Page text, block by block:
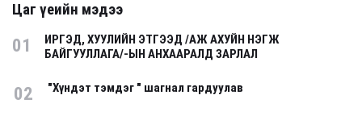
Цаг үеийн мэдээ
01
ИРГЭД, ХУУЛИЙН ЭТГЭЭД /АЖ АХУЙН НЭГЖ
БАЙГУУЛЛАГА/-ЫН АНХААРАЛД ЗАРЛАЛ
02 "Хүндэт тэмдэг " шагнал гардуулав